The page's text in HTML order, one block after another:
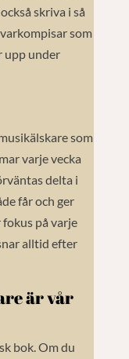
skriva i så
som
upp under
som
varje vecka
delta i
får och ger
på varje
alltid efter
är vår
bok. Om du